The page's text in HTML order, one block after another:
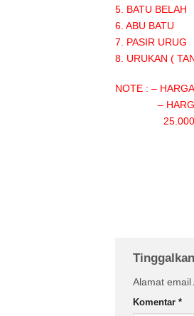
5.
6.
7.
8.
NOTE : –
– HARGA
25.000 –
Alamat email
Komentar *